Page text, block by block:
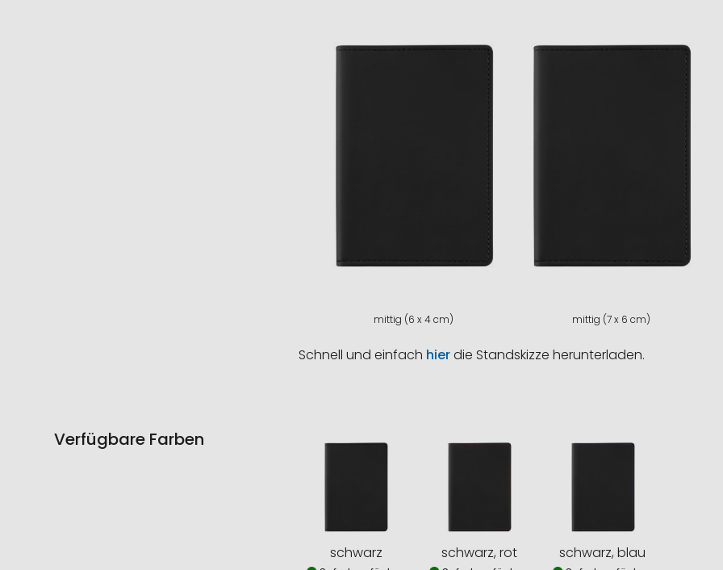
mittig (6 x 4 cm) mittig (7 x 6 cm)
Schnell und einfach hierdie Standskizze herunterladen.
Verfügbare Farben
schwarz schwarz, rot schwarz, blau